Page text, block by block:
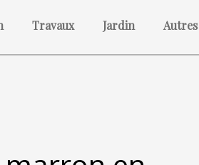
Travaux Jardin Autres